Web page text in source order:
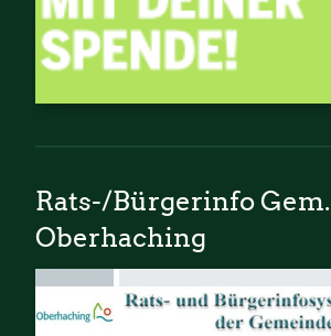
Rats-/Bürgerinfo Gem.
Oberhaching